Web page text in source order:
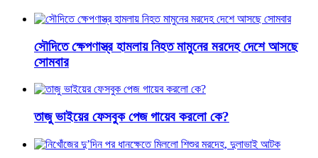
সৌদিতে ক্ষেপণাস্ত্র হামলায় নিহত মামুনের মরদেহ দেশে আসছে
সোমবার
‌তাজু ভাইয়ের ফেসবুক পেজ গায়েব করলো কে?